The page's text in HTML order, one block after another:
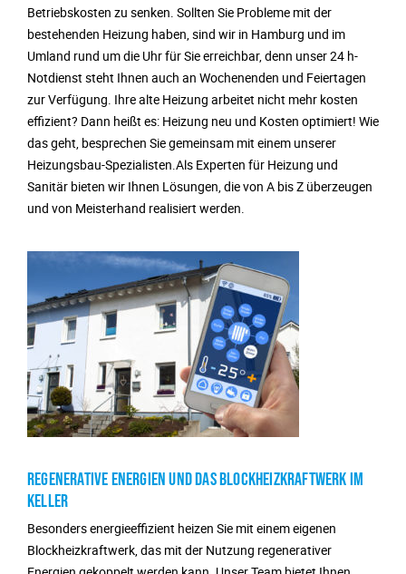
Betriebskosten zu senken. Sollten Sie Probleme mit der
bestehenden Heizung haben, sind wir in Hamburg und im
Umland rund um die Uhr für Sie erreichbar, denn unser 24 h-
Notdienst steht Ihnen auch an Wochenenden und Feiertagen
zur Verfügung. Ihre alte Heizung arbeitet nicht mehr kosten
effizient? Dann heißt es: Heizung neu und Kosten optimiert! Wie
das geht, besprechen Sie gemeinsam mit einem unserer
Heizungsbau-Spezialisten.Als Experten für Heizung und
Sanitär bieten wir Ihnen Lösungen, die von A bis Z überzeugen
und von Meisterhand realisiert werden.
Regenerative Energien und das Blockheizkraftwerk im
Keller
Besonders energieeffizient heizen Sie mit einem eigenen
Blockheizkraftwerk, das mit der Nutzung regenerativer